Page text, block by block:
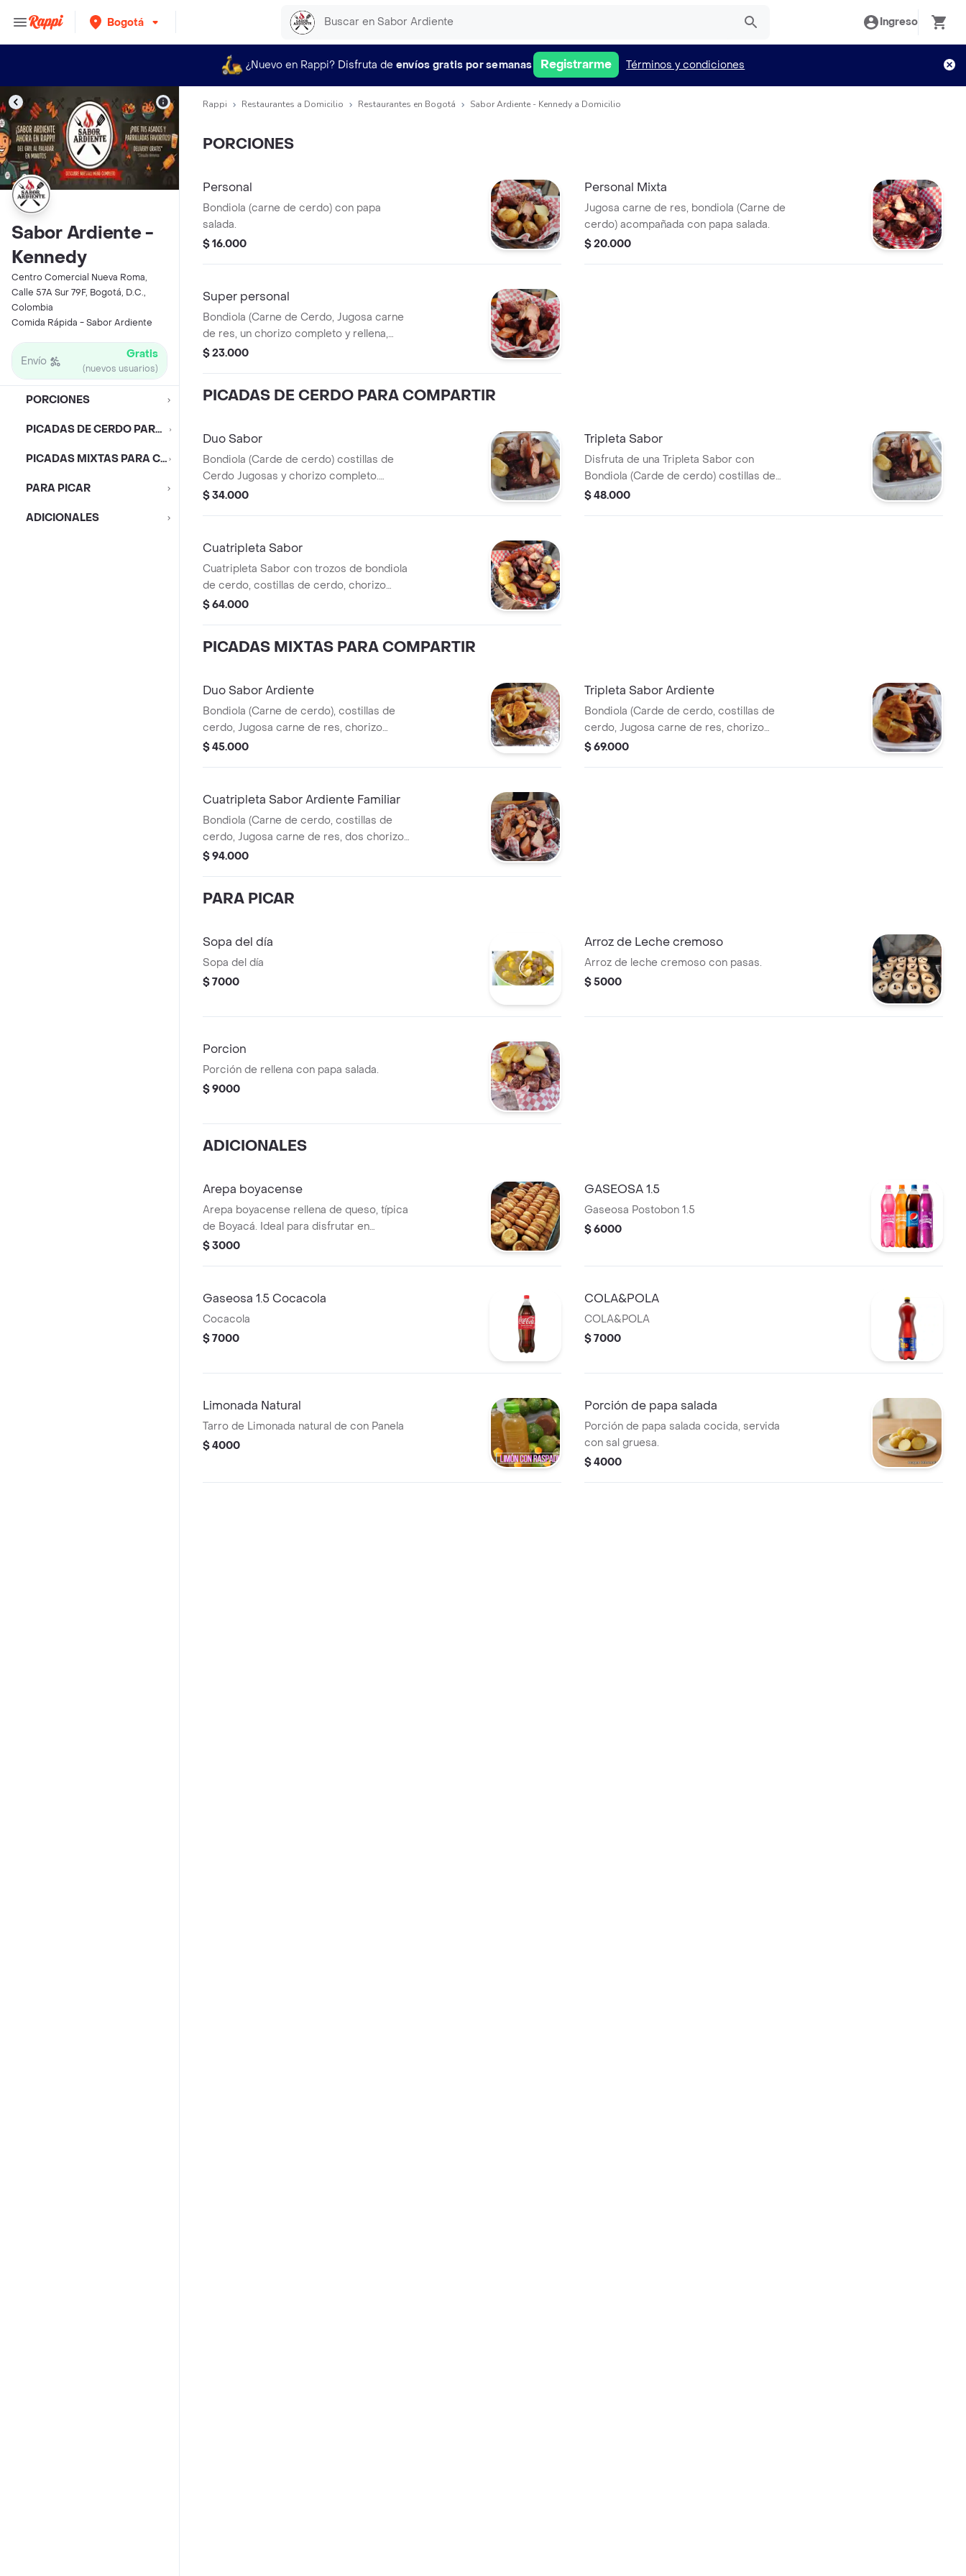
Bogotá Ingreso
¿Nuevo en Rappi? Disfruta de envíos gratis por semanas Registrarme Términos y condiciones
Sabor Ardiente -
Kennedy
Centro Comercial Nueva Roma,
Calle 57A Sur 79F, Bogotá, D.C.,
Colombia
Comida Rápida - Sabor Ardiente
Envío Gratis
(nuevos usuarios)
PORCIONES
PICADAS DE CERDO PARA COMPARTIR
PICADAS MIXTAS PARA COMPARTIR
PARA PICAR
ADICIONALES
Rappi Restaurantes a Domicilio Restaurantes en Bogotá Sabor Ardiente - Kennedy a Domicilio
PORCIONES
Personal
Bondiola (carne de cerdo) con papa
salada.
$ 16.000
Personal Mixta
Jugosa carne de res, bondiola (Carne de
cerdo) acompañada con papa salada.
$ 20.000
Super personal
Bondiola (Carne de Cerdo, Jugosa carne
de res, un chorizo completo y rellena,
acompañada con papa salada.
$ 23.000
PICADAS DE CERDO PARA COMPARTIR
Duo Sabor
Bondiola (Carde de cerdo) costillas de
Cerdo Jugosas y chorizo completo.
acompañada con papa salada.
$ 34.000
Tripleta Sabor
Disfruta de una Tripleta Sabor con
Bondiola (Carde de cerdo) costillas de
Cerdo Jugosas y chorizo completo.
$ 48.000
Cuatripleta Sabor
Cuatripleta Sabor con trozos de bondiola
de cerdo, costillas de cerdo, chorizo
completo, acompañada de papa saladas.
$ 64.000
PICADAS MIXTAS PARA COMPARTIR
Duo Sabor Ardiente
Bondiola (Carne de cerdo), costillas de
cerdo, Jugosa carne de res, chorizo
completo, Porcion de rellena,
amantes de los sabores intensos.
$ 45.000
Tripleta Sabor Ardiente
Bondiola (Carde de cerdo, costillas de
cerdo, Jugosa carne de res, chorizo
completo, Porcion de rellena,
$ 69.000
Cuatripleta Sabor Ardiente Familiar
Bondiola (Carne de cerdo, costillas de
cerdo, Jugosa carne de res, dos chorizos
Completos, Porcion de rellena,
$ 94.000
PARA PICAR
Sopa del día
Sopa del día
$ 7000
Arroz de Leche cremoso
Arroz de leche cremoso con pasas.
$ 5000
Porcion
Porción de rellena con papa salada.
$ 9000
ADICIONALES
Arepa boyacense
Arepa boyacense rellena de queso, típica
de Boyacá. Ideal para disfrutar en
cualquier momento del día.
$ 3000
GASEOSA 1.5
Gaseosa Postobon 1.5
$ 6000
Gaseosa 1.5 Cocacola
Cocacola
$ 7000
COLA&POLA
COLA&POLA
$ 7000
Limonada Natural
Tarro de Limonada natural de con Panela
$ 4000
Porción de papa salada
Porción de papa salada cocida, servida
con sal gruesa.
$ 4000